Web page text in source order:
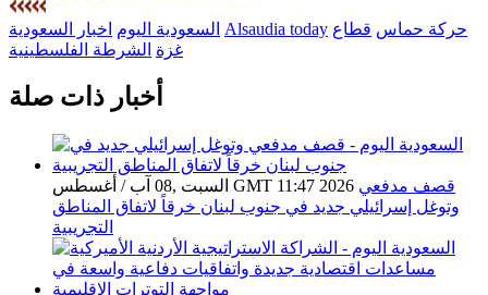
السعودية اليوم اخبار السعودية Alsaudia today حركة حماس قطاع
غزة الشرطة الفلسطينية
أخبار ذات صلة
السبت ,08 آب / أغسطس GMT 11:47 2026 قصف مدفعي
وتوغل إسرائيلي جديد في جنوب لبنان خرقاً لاتفاق المناطق
التجريبية